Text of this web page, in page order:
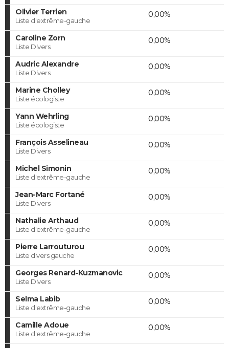
Olivier Terrien
Liste d'extrême-gauche
0,00%
Caroline Zorn
Liste Divers
0,00%
Audric Alexandre
Liste Divers
0,00%
Marine Cholley
Liste écologiste
0,00%
Yann Wehrling
Liste écologiste
0,00%
François Asselineau
Liste Divers
0,00%
Michel Simonin
Liste d'extrême-gauche
0,00%
Jean-Marc Fortané
Liste Divers
0,00%
Nathalie Arthaud
Liste d'extrême-gauche
0,00%
Pierre Larrouturou
Liste divers gauche
0,00%
Georges Renard-Kuzmanovic
Liste Divers
0,00%
Selma Labib
Liste d'extrême-gauche
0,00%
Camille Adoue
Liste d'extrême-gauche
0,00%